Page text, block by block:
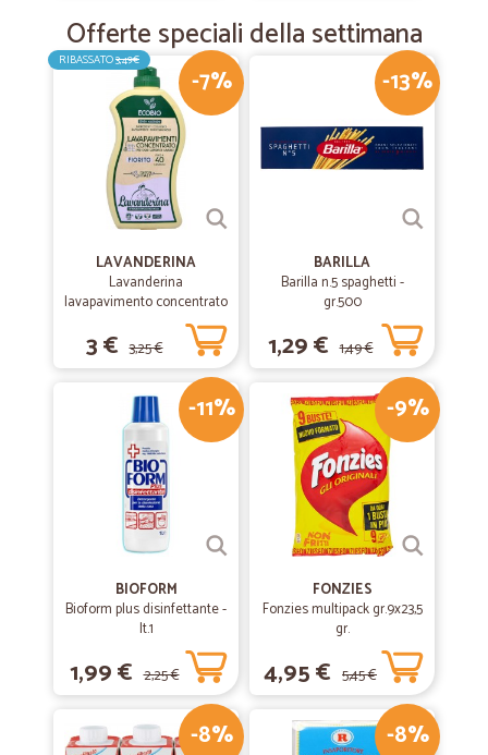
Offerte speciali della settimana
-7%
RIBASSATO3,49€
LAVANDERINA
Lavanderina
lavapavimento concentrato
3 € 3,25 €
-13%
BARILLA
Barilla n.5 spaghetti -
gr.500
1,29 € 1,49 €
-11%
BIOFORM
Bioform plus disinfettante -
lt.1
1,99 € 2,25 €
-9%
FONZIES
Fonzies multipack gr.9x23,5
gr.
4,95 € 5,45 €
-8% -8%